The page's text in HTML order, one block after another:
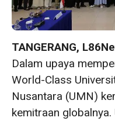
TANGERANG,
Dalam upaya
World-Class
Nusantara (UMN)
kemitraan